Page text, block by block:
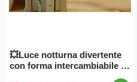
💥Luce notturna divertente
con forma intercambiabile a